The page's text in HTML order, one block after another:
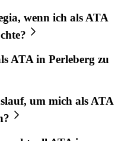
, wenn ich alsATA
ATA in Perleberg zu
um mich als ATA